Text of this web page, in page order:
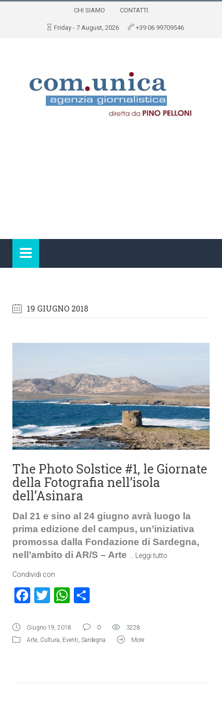
CHI SIAMO CONTATTI
Friday - 7 August, 2026 +39 06 99709546
19 GIUGNO 2018
The Photo Solstice #1, le Giornate
della Fotografia nell’isola
dell’Asinara
Dal 21 e sino al 24 giugno avrà luogo la
prima edizione del campus, un’iniziativa
promossa dalla Fondazione di Sardegna,
nell’ambito di AR/S – Arte
Leggi tutto
Condividi con
Facebook
TwitterWhatsApp
Giugno 19, 2018 0
3228
Arte, Cultura, Eventi, Sardegna More